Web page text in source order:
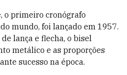
o primeiro cronógrafo
mundo, foi lançado em 1957.
lança e flecha, o bisel
metálico e as proporções
sucesso na época.